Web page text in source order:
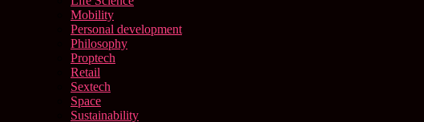
Mobility
Personal development
Philosophy
Proptech
Retail
Sextech
Space
Sustainability